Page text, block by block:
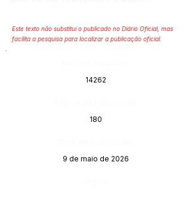
Este texto não substitui o publicado no Diário Oficial, mas
facilita a pesquisa para localizar a publicação oficial.
14262
180
9 de maio de 2026